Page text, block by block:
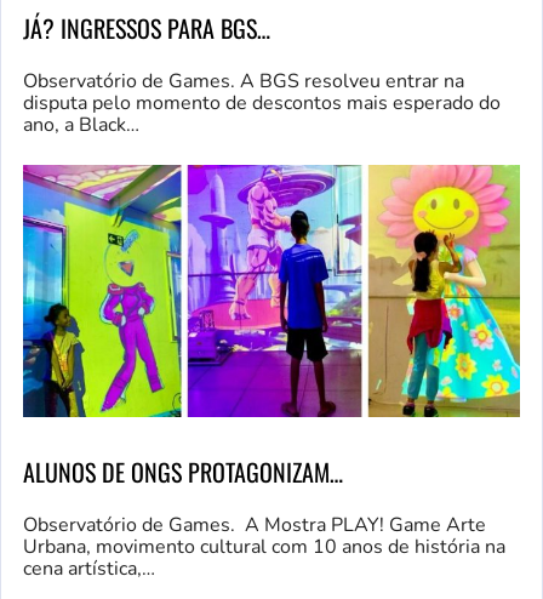
JÁ? INGRESSOS PARA BGS…
Observatório de Games. A BGS resolveu entrar na
disputa pelo momento de descontos mais esperado do
ano, a Black…
ALUNOS DE ONGS PROTAGONIZAM…
Observatório de Games. A Mostra PLAY! Game Arte
Urbana, movimento cultural com 10 anos de história na
cena artística,…